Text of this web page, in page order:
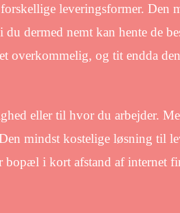
leveringsformer. Den
dermed nemt kan hente de
overkommelig, og tit endda
eller til hvor du arbejder.
mindst kostelige løsning til
bopæl i kort afstand af internet